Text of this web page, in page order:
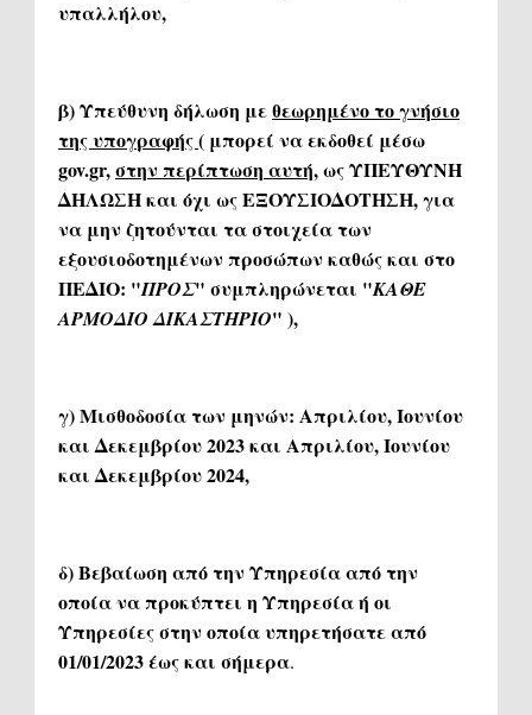
υπαλλήλου,
β) Υπεύθυνη δήλωση μεθεωρημένο το γνήσιο
της υπογραφής( μπορεί να εκδοθεί μέσω
gov.gr,στην περίπτωση αυτή,ως ΥΠΕΥΘΥΝΗ
ΔΗΛΩΣΗ και όχι ως ΕΞΟΥΣΙΟΔΟΤΗΣΗ, για
να μην ζητούνται τα στοιχεία των
εξουσιοδοτημένων προσώπων καθώς και στο
ΠΕΔΙΟ: "ΠΡΟΣ" συμπληρώνεται "ΚΑΘΕ
ΑΡΜΟΔΙΟ ΔΙΚΑΣΤΗΡΙΟ" ),
γ) Μισθοδοσία των μηνών: Απριλίου, Ιουνίου
και Δεκεμβρίου 2023 και Απριλίου, Ιουνίου
και Δεκεμβρίου 2024,
δ) Βεβαίωση από την Υπηρεσία από την
οποία να προκύπτει η Υπηρεσία ή οι
Υπηρεσίες στην οποία υπηρετήσατε από
01/01/2023 έως και σήμερα.